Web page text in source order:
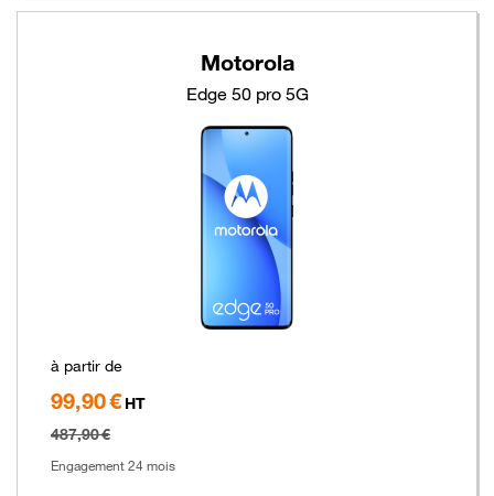
Motorola
Edge 50 pro 5G
à partir de
99,90 € HT
487,90 €
Engagement 24 mois